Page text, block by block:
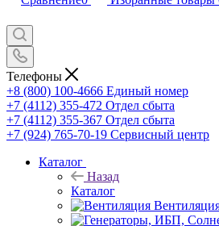
Телефоны
+8 (800) 100-4666 Единый номер
+7 (4112) 355-472 Отдел сбыта
+7 (4112) 355-367 Отдел сбыта
+7 (924) 765-70-19 Сервисный центр
Каталог
Назад
Каталог